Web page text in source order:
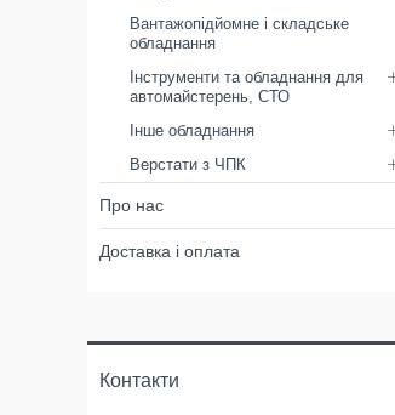
Вантажопідйомне і складське
обладнання
Інструменти та обладнання для
автомайстерень, СТО
Інше обладнання
Верстати з ЧПК
Про нас
Доставка і оплата
Контакти